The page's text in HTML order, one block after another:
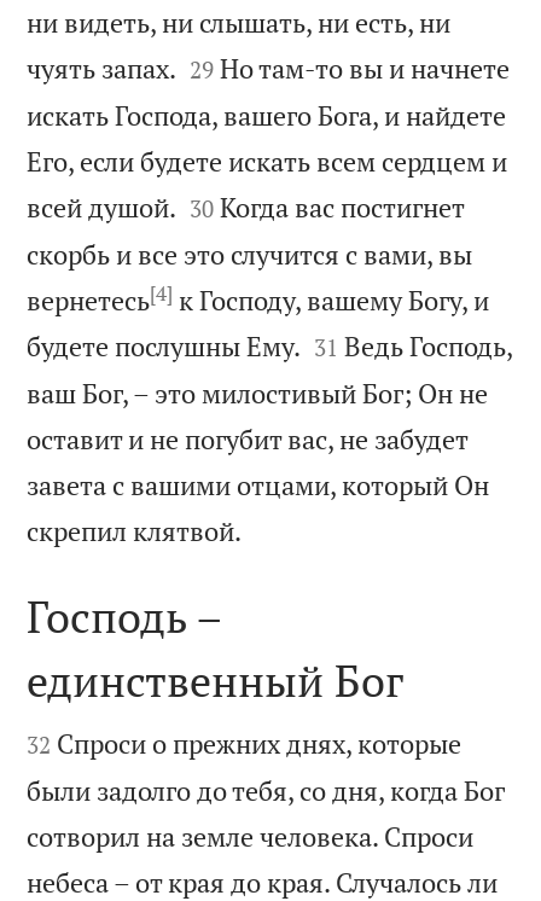
ни видеть, ни слышать, ни есть, ни
чуять запах. 

29 Но там-то вы и начнете
искать Господа, вашего Бога, и найдете
Его, если будете искать всем сердцем и
всей душой. 

30 Когда вас постигнет
скорбь и все это случится с вами, вы
вернетесь[4] к Господу, вашему Богу, и
будете послушны Ему. 

31 Ведь Господь,
ваш Бог, – это милостивый Бог; Он не
оставит и не погубит вас, не забудет
завета с вашими отцами, который Он
скрепил клятвой.

Господь –
единственный Бог

32 Спроси о прежних днях, которые
были задолго до тебя, со дня, когда Бог
сотворил на земле человека. Спроси
небеса – от края до края. Случалось ли